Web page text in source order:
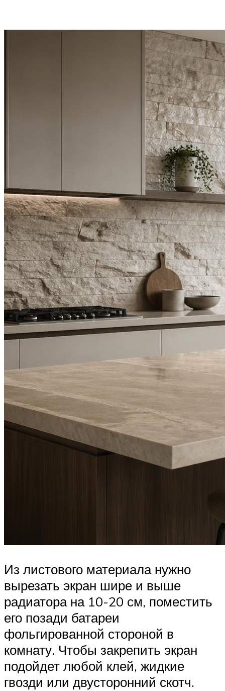
Из листового материала нужно
вырезать экран шире и выше
радиатора на 10-20 см, поместить
его позади батареи
фольгированной стороной в
комнату. Чтобы закрепить экран
подойдет любой клей, жидкие
гвозди или двусторонний скотч.